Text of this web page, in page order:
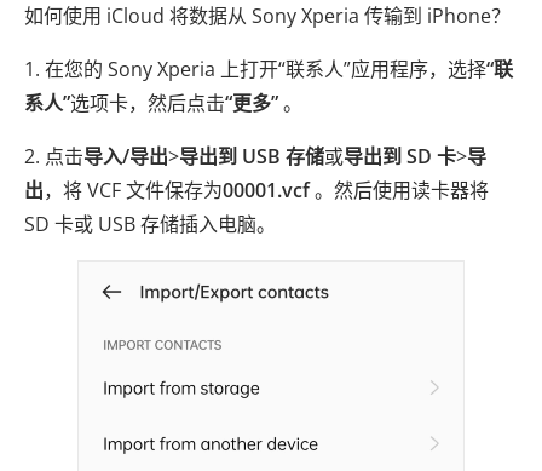
如何使用 iCloud 将数据从 Sony Xperia 传输到 iPhone？
1. 在您的 Sony Xperia 上打开“联系人”应用程序，选择“联
系人”选项卡，然后点击“更多”。
2. 点击导入/导出>导出到 USB 存储或导出到 SD 卡>导
出，将 VCF 文件保存为00001.vcf。然后使用读卡器将
SD 卡或 USB 存储插入电脑。